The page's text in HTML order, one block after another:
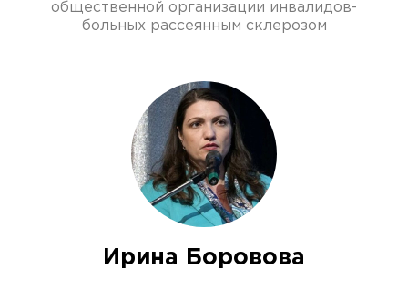
общественной организации инвалидов-
больных рассеянным склерозом
Ирина Боровова